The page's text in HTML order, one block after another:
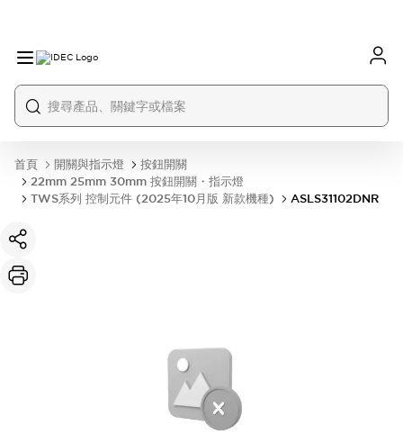
首頁 開關與指示燈
按鈕開關
22mm 25mm 30mm 按鈕開關・指示燈
TWS系列 控制元件 (2025年10月版 新款機種)
ASLS31102DNR